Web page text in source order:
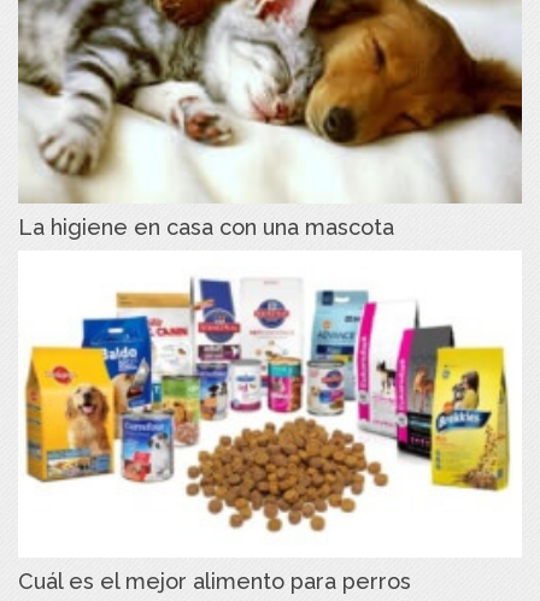
La higiene en casa con una mascota
Cuál es el mejor alimento para perros